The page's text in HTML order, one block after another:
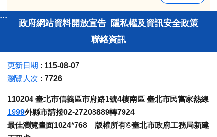
:::
政府網站資料開放宣告 隱私權及資訊安全政策
聯絡資訊
更新日期
115-08-07
瀏覽人次
7726
110204 臺北市信義區市府路1號4樓南區 臺北市民當家熱線
1999外縣市請撥02-27208889轉7924
最佳瀏覽畫面1024*768 版權所有©臺北市政府工務局新建